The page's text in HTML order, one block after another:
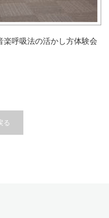
楽呼吸法の活かし方体験会
る